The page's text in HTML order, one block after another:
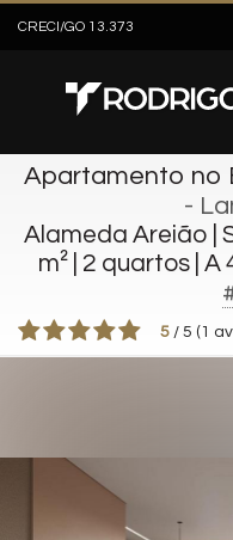
CRECI/GO 13.373
Apartamento no
-
Alameda Areião |
m² | 2 quartos |
5 / 5 ( 1